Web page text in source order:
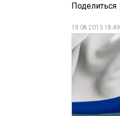
Поделиться
19.08.2013 18:49